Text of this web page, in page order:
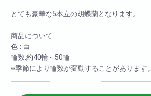
とても豪華な5本立の胡蝶蘭となります。
商品について
色 : 白
輪数:約40輪～50輪
※季節により輪数が変動することがあります。